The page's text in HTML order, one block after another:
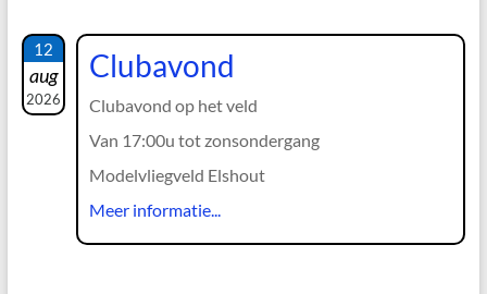
12
aug
2026
Clubavond
Clubavond op het veld
Van 17:00u tot zonsondergang
Modelvliegveld Elshout
Meer informatie...